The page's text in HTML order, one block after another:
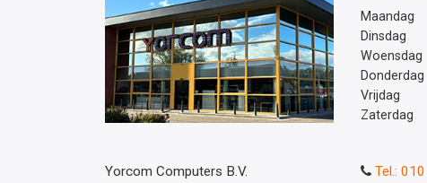
Maandag
Dinsdag
Woensdag
Donderdag
Vrijdag
Zaterdag
Yorcom Computers B.V.
Tel.: